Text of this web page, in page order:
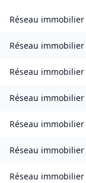
Réseau immobilier
Réseau immobilier
Réseau immobilier
Réseau immobilier
Réseau immobilier
Réseau immobilier
Réseau immobilier